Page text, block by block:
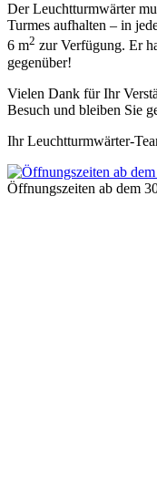
Der Leuchtturmwärter
Turmes aufhalten – in
6 m2 zur Verfügung. Er
gegenüber!
Vielen Dank für Ihr
Besuch und bleiben Sie
Ihr Leuchtturmwärter-
Öffnungszeiten ab dem